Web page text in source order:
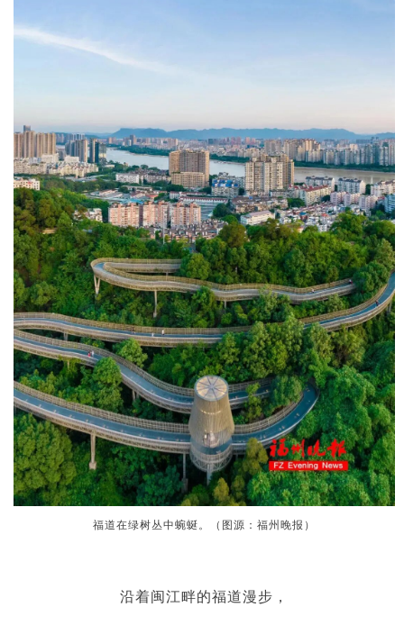
福道在绿树丛中蜿蜒。（图源：福州晚报）
沿着闽江畔的福道漫步，